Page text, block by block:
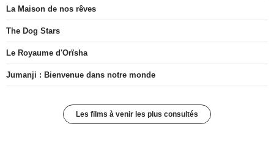
La Maison de nos rêves
The Dog Stars
Le Royaume d'Orïsha
Jumanji : Bienvenue dans notre monde
Les films à venir les plus consultés